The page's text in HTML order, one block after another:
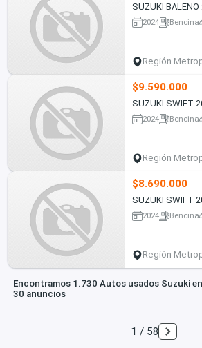
SUZUKI BALENO
2024 Bencina
Región
$9.590.000
SUZUKI SWIFT
2024 Bencina
Región
$8.690.000
SUZUKI SWIFT
2024 Bencina
Región
Encontramos 1.730 Autos usados Suzuki
30 anuncios
1 / 58